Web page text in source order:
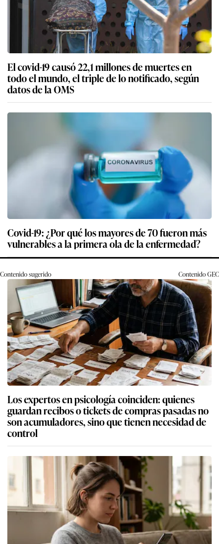
El covid-19 causó 22,1 millones de muertes en
todo el mundo, el triple de lo notificado, según
datos de la OMS
Covid-19: ¿Por qué los mayores de 70 fueron más
vulnerables a la primera ola de la enfermedad?
Contenido sugerido ContenidoGEC
Los expertos en psicología coinciden: quienes
guardan recibos o tickets de compras pasadas no
son acumuladores, sino que tienen necesidad de
control